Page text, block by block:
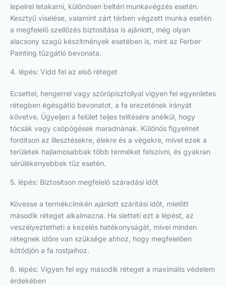
lepelrel letakarni, különösen beltéri munkavégzés esetén.
Kesztyű viselése, valamint zárt térben végzett munka esetén
a megfelelő szellőzés biztosítása is ajánlott, még olyan
alacsony szagú készítmények esetében is, mint az Ferber
Painting tűzgátló bevonata.
4. lépés: Vidd fel az első réteget
Ecsettel, hengerrel vagy szórópisztollyal vigyen fel egyenletes
rétegben égésgátló bevonatot, a fa erezetének irányát
követve. Ügyeljen a felület teljes telítésére anélkül, hogy
tócsák vagy csöpögések maradnának. Különös figyelmet
fordítson az illesztésekre, élekre és a végekre, mivel ezek a
területek hajlamosabbak több terméket felszívni, és gyakran
sérülékenyebbek tűz esetén.
5. lépés: Biztosítson megfelelő száradási időt
Kövesse a termékcímkén ajánlott szárítási időt, mielőtt
második réteget alkalmazna. Ha sietteti ezt a lépést, az
veszélyeztetheti a kezelés hatékonyságát, mivel minden
rétegnek időre van szüksége ahhoz, hogy megfelelően
kötődjön a fa rostjaihoz.
6. lépés: Vigyen fel egy második réteget a maximális védelem
érdekében